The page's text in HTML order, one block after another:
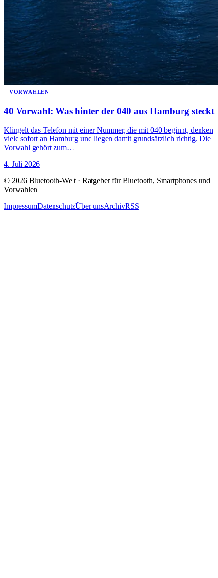
VORWAHLEN
40 Vorwahl: Was hinter der 040 aus Hamburg steckt
Klingelt das Telefon mit einer Nummer, die mit 040 beginnt, denken
viele sofort an Hamburg und liegen damit grundsätzlich richtig. Die
Vorwahl gehört zum…
4. Juli 2026
© 2026 Bluetooth-Welt · Ratgeber für Bluetooth, Smartphones und
Vorwahlen
ImpressumDatenschutzÜber unsArchivRSS